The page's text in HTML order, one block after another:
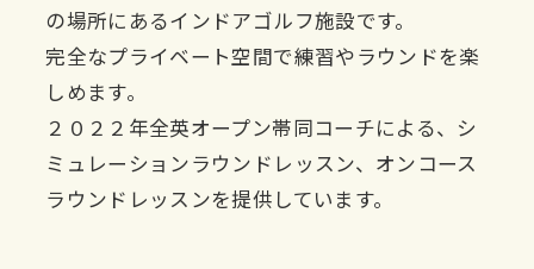
の場所にあるインドアゴルフ施設です。
完全なプライベート空間で練習やラウンドを楽
しめます。
２０２２年全英オープン帯同コーチによる、シ
ミュレーションラウンドレッスン、オンコース
ラウンドレッスンを提供しています。